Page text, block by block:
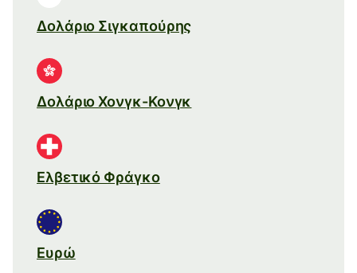
Δολάριο Σιγκαπούρης
Δολάριο Χονγκ-Κονγκ
Ελβετικό Φράγκο
Ευρώ